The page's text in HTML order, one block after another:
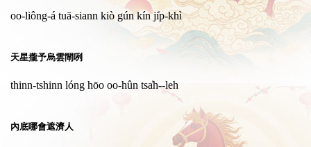
oo-liông-á tuā-siann kiò gún kín ji̍p-khì
天星攏予烏雲閘咧
thinn-tshinn lóng hōo oo-hûn tsa̍h--leh
內底哪會遮濟人